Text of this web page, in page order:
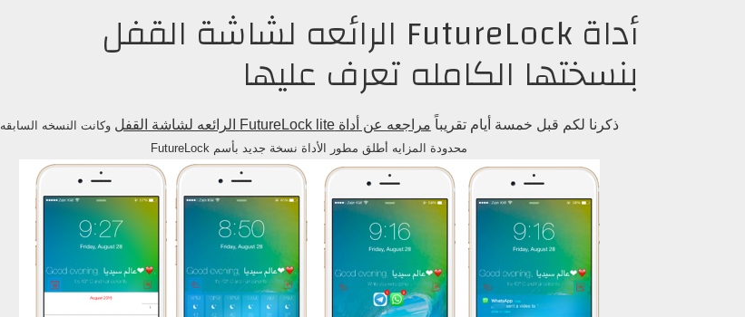
أداة FutureLock الرائعه لشاشة القفل
بنسختها الكامله تعرف عليها
ذكرنا لكم قبل خمسة أيام تقريباً مراجعه عن أداة FutureLock lite الرائعه لشاشة القفل
وكانت النسخه السابقه
محدودة المزايه أطلق مطور الأداة نسخة جديد بأسم FutureLock